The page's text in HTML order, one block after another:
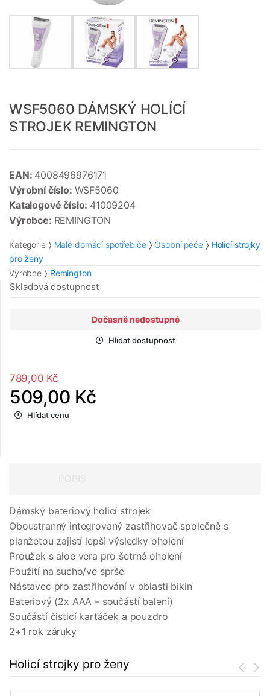
WSF5060 DÁMSKÝ HOLÍCÍ
STROJEK REMINGTON
EAN: 4008496976171
Výrobní číslo: WSF5060
Katalogové číslo: 41009204
Výrobce: REMINGTON
Kategorie Malé domácí spotřebiče Osobní péče
Holicí strojky
pro ženy
Výrobce
Remington
Skladová dostupnost
Dočasně nedostupné
Hlídat dostupnost
789,00 Kč
509,00 Kč
Hlídat cenu
Dámský bateriový holicí strojek
Oboustranný integrovaný zastřihovač společně s
planžetou zajistí lepší výsledky oholení
Proužek s aloe vera pro šetrné oholení
Použití na sucho/ve sprše
Nástavec pro zastřihování v oblasti bikin
Bateriový (2x AAA – součástí balení)
Součástí čisticí kartáček a pouzdro
2+1 rok záruky
Holicí strojky pro ženy